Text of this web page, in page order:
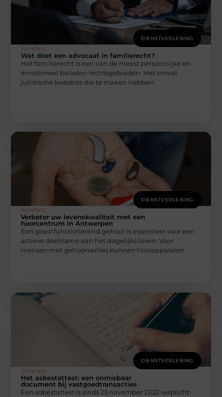
DIENSTVERLENING
Bonefast
Wat doet een advocaat in familierecht?
Het familierecht is een van de meest persoonlijke en
emotioneel beladen rechtsgebieden. Het omvat
juridische kwesties die te maken hebben
DIENSTVERLENING
Bonefast
Verbeter uw levenskwaliteit met een
hoorcentrum in Antwerpen
Een goed functionerend gehoor is essentieel voor een
actieve deelname aan het dagelijks leven. Voor
mensen met gehoorverlies kunnen hoorapparaten
DIENSTVERLENING
Bonefast
Het asbestattest: een onmisbaar
document bij vastgoedtransacties
Een asbestattest is sinds 23 november 2022 verplicht